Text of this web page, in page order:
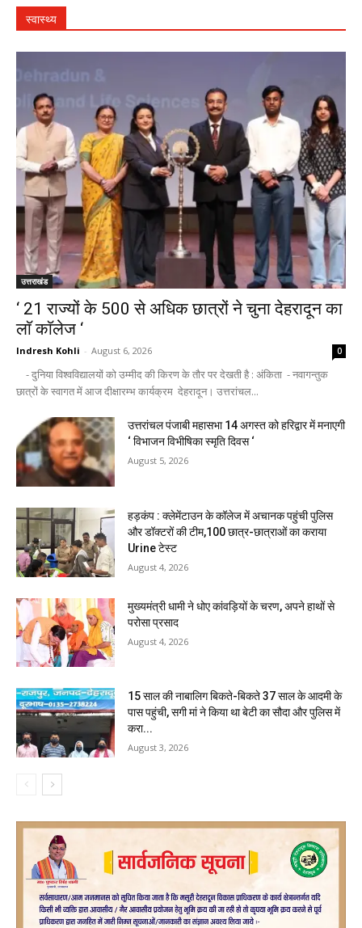
स्वास्थ्य
उत्तराखंड
‘ 21 राज्यों के 500 से अधिक छात्रों ने चुना देहरादून का
लाॅ काॅलेज ‘
Indresh Kohli - August 6, 2026 0
- दुनिया विश्वविद्यालयों को उम्मीद की किरण के तौर पर देखती है : अंकिता - नवागन्तुक
छात्रों के स्वागत में आज दीक्षारम्भ कार्यक्रम देहरादून। उत्तरांचल...
उत्तरांचल पंजाबी महासभा 14 अगस्त को हरिद्वार में मनाएगी
‘ विभाजन विभीषिका स्मृति दिवस ‘
August 5, 2026
हड़कंप : क्लेमेंटाउन के कॉलेज में अचानक पहुंची पुलिस
और डॉक्टरों की टीम,100 छात्र-छात्राओं का कराया
Urine टेस्ट
August 4, 2026
मुख्यमंत्री धामी ने धोए कांवड़ियों के चरण, अपने हाथों से
परोसा प्रसाद
August 4, 2026
15 साल की नाबालिग बिकते-बिकते 37 साल के आदमी के
पास पहुंची, सगी मां ने किया था बेटी का सौदा और पुलिस में
करा...
August 3, 2026